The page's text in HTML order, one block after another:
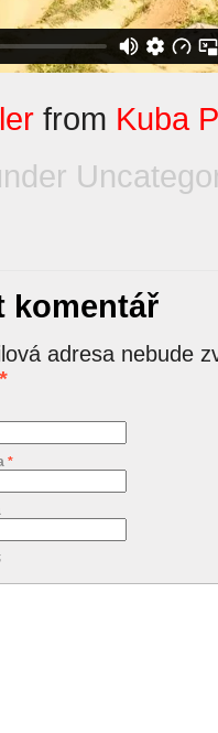
from Kuba
komentář
adresa nebude
*
*